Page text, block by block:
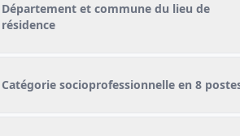
Département et commune du lieu de
résidence
Catégorie socioprofessionnelle en 8